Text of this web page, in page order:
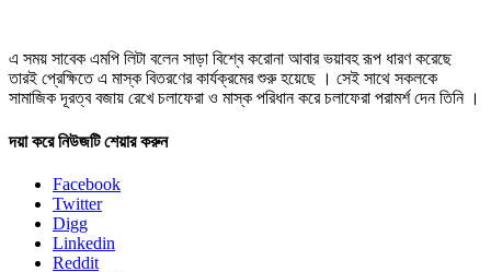
এ সময় সাবেক এমপি লিটা বলেন সাড়া বিশ্বে করোনা আবার ভয়াবহ রূপ ধারণ করেছে
তারই প্রেক্ষিতে এ মাস্ক বিতরণের কার্যক্রমের শুরু হয়েছে । সেই সাথে সকলকে
সামাজিক দূরত্ব বজায় রেখে চলাফেরা ও মাস্ক পরিধান করে চলাফেরা পরামর্শ দেন তিনি ।
দয়া করে নিউজটি শেয়ার করুন
Facebook
Twitter
Digg
Linkedin
Reddit